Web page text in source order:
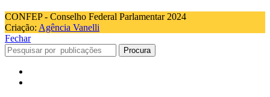
CONFEP - Conselho Federal Parlamentar 2024
Criação: Agência Vanelli
Fechar
Procura